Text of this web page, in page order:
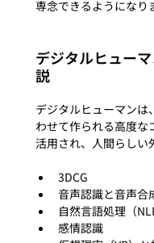
デジタルヒュー
説
デジタルヒューマン
わせて作られる高度な
3DCG
音声認識と音声合
自然言語処理（
感情認識